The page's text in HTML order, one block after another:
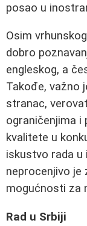
posao u
Osim
dobro
engleskog, a
Takođe, važno
stranac,
ograničenjima i
kvalitete u
iskustvo rada u
neprocenjivo je
mogućnosti za
Rad u Srbiji